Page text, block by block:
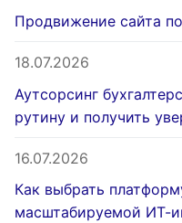
Продвижение сайта
18.07.2026
Аутсорсинг
рутину и получить
16.07.2026
Как выбрать
масштабируемой ИТ-